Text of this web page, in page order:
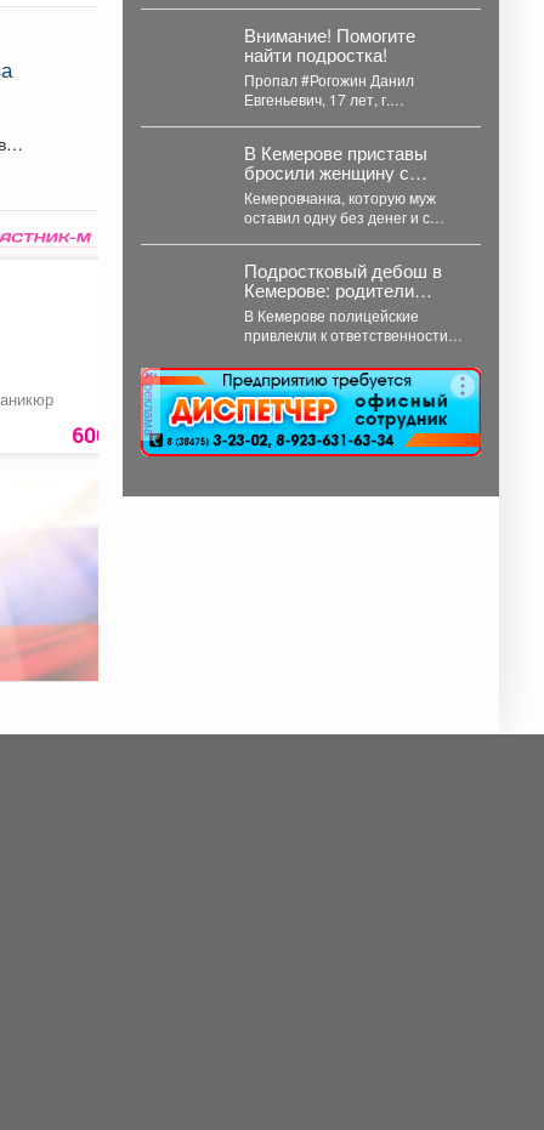
600 руб.
Поролон мебельный
6300 руб.
Маска защитная с
сеткой,
349
Внимание! Помогите
найти подростка!
Пропал #Рогожин Данил
Евгеньевич, 17 лет, г.
В Кемерове приставы
бросили женщину с
двумя детьми без
алиментов
Кемеровчанка, которую муж
оставил одну без денег и с
Подростковый дебош в
Кемерове: родители
ответят за ночные
похождения детей
В Кемерове полицейские
привлекли к ответственности
В Кемерове полицейские
выявили в...
реклама